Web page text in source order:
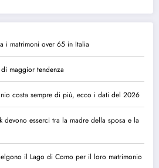
i matrimoni over 65 in Italia
maggior tendenza
costa sempre di più, ecco i dati del 2026
devono esserci tra la madre della sposa e la
il Lago di Como per il loro matrimonio